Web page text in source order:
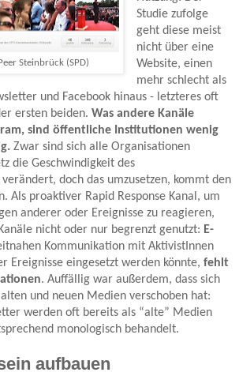
Steinbrück (SPD)
Studie zufolge
geht diese meist
nicht über eine
Website, einen
mehr schlecht als
und Facebook hinaus - letzteres oft
ersten beiden. Was andere Kanäle
sind öffentliche Institutionen wenig
Zwar sind sich alle Organisationen
die Geschwindigkeit des
doch das umzusetzen, kommt den
Als proaktiver Rapid Response Kanal, um
anderer oder Ereignisse zu reagieren,
nicht oder nur begrenzt genutzt: E-
Kommunikation mit AktivistInnen
Ereignisse eingesetzt werden könnte, fehlt
. Auffällig war außerdem, dass sich
und neuen Medien verschoben hat:
werden oft bereits als “alte” Medien
monologisch behandelt.
aufbauen